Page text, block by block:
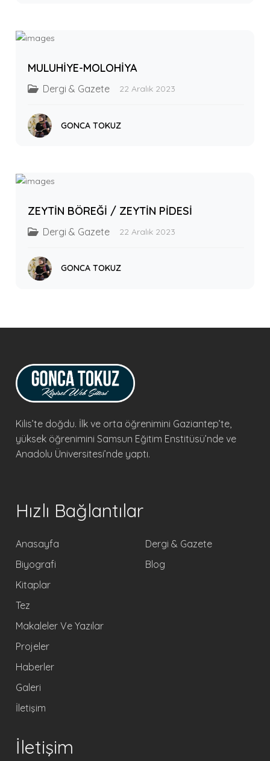
MULUHİYE-MOLOHİYA
Dergi & Gazete 22 Aralık 2023
GONCA TOKUZ
ZEYTİN BÖREĞİ / ZEYTİN PİDESİ
Dergi & Gazete 22 Aralık 2023
GONCA TOKUZ
Kilis’te doğdu. İlk ve orta öğrenimini Gaziantep’te,
yüksek öğrenimini Samsun Eğitim Enstitüsü’nde ve
Anadolu Üniversitesi’nde yaptı.
Hızlı Bağlantılar
Anasayfa
Biyografi
Kitaplar
Tez
Makaleler Ve Yazılar
Projeler
Haberler
Galeri
İletişim
Dergi & Gazete
Blog
İletişim